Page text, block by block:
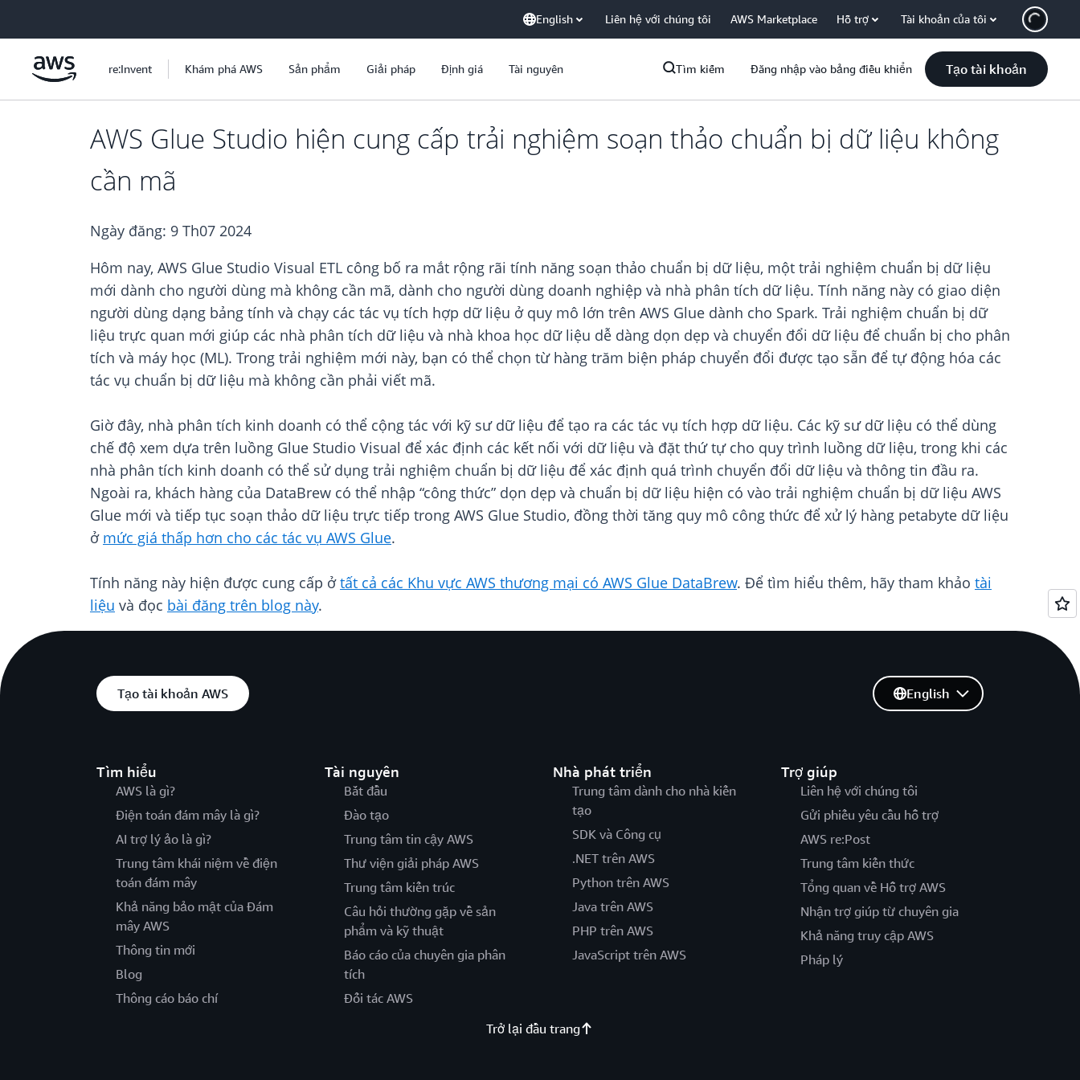
English Liên hệ với chúng tôi AWS Marketplace Hỗ trợ Tài khoản của tôi
re:Invent Khám phá AWS Sản phẩm Giải pháp Định giá Tài nguyên Tìm kiếm Đăng nhập vào bảng điều khiển Tạo tài khoản
AWS Glue Studio hiện cung cấp trải nghiệm soạn thảo chuẩn bị dữ liệu không
cần mã
Ngày đăng: 9 Th07 2024
Hôm nay, AWS Glue Studio Visual ETL công bố ra mắt rộng rãi tính năng soạn thảo chuẩn bị dữ liệu, một trải nghiệm chuẩn bị dữ liệu
mới dành cho người dùng mà không cần mã, dành cho người dùng doanh nghiệp và nhà phân tích dữ liệu. Tính năng này có giao diện
người dùng dạng bảng tính và chạy các tác vụ tích hợp dữ liệu ở quy mô lớn trên AWS Glue dành cho Spark. Trải nghiệm chuẩn bị dữ
liệu trực quan mới giúp các nhà phân tích dữ liệu và nhà khoa học dữ liệu dễ dàng dọn dẹp và chuyển đổi dữ liệu để chuẩn bị cho phân
tích và máy học (ML). Trong trải nghiệm mới này, bạn có thể chọn từ hàng trăm biện pháp chuyển đổi được tạo sẵn để tự động hóa các
tác vụ chuẩn bị dữ liệu mà không cần phải viết mã.
Giờ đây, nhà phân tích kinh doanh có thể cộng tác với kỹ sư dữ liệu để tạo ra các tác vụ tích hợp dữ liệu. Các kỹ sư dữ liệu có thể dùng
chế độ xem dựa trên luồng Glue Studio Visual để xác định các kết nối với dữ liệu và đặt thứ tự cho quy trình luồng dữ liệu, trong khi các
nhà phân tích kinh doanh có thể sử dụng trải nghiệm chuẩn bị dữ liệu để xác định quá trình chuyển đổi dữ liệu và thông tin đầu ra.
Ngoài ra, khách hàng của DataBrew có thể nhập “công thức” dọn dẹp và chuẩn bị dữ liệu hiện có vào trải nghiệm chuẩn bị dữ liệu AWS
Glue mới và tiếp tục soạn thảo dữ liệu trực tiếp trong AWS Glue Studio, đồng thời tăng quy mô công thức để xử lý hàng petabyte dữ liệu
ở mức giá thấp hơn cho các tác vụ AWS Glue.
Tính năng này hiện được cung cấp ởtất cả các Khu vực AWS thương mại có AWS Glue DataBrew. Để tìm hiểu thêm, hãy tham khảo tài
liệu và đọc bài đăng trên blog này.
Tạo tài khoản AWS
Tìm hiểu
AWS là gì?
Điện toán đám mây là gì?
AI trợ lý ảo là gì?
Trung tâm khái niệm về điện
toán đám mây
Khả năng bảo mật của Đám
mây AWS
Thông tin mới
Blog
Thông cáo báo chí
Tài nguyên
Bắt đầu
Đào tạo
Trung tâm tin cậy AWS
Thư viện giải pháp AWS
Trung tâm kiến trúc
Câu hỏi thường gặp về sản
phẩm và kỹ thuật
Báo cáo của chuyên gia phân
tích
Đối tác AWS
Nhà phát triển
Trung tâm dành cho nhà kiến
tạo
SDK và Công cụ
.NET trên AWS
Python trên AWS
Java trên AWS
PHP trên AWS
JavaScript trên AWS
Trợ giúp
Liên hệ với chúng tôi
Gửi phiếu yêu cầu hỗ trợ
AWS re:Post
Trung tâm kiến thức
Tổng quan về Hỗ trợ AWS
Nhận trợ giúp từ chuyên gia
Khả năng truy cập AWS
Pháp lý
English
Trở lại đầu trang